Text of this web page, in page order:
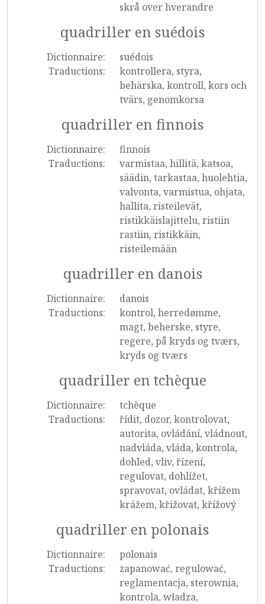
skrå over hverandre
quadriller en suédois
Dictionnaire:
suédois
Traductions:
kontrollera, styra,
behärska, kontroll, kors och
tvärs, genomkorsa
quadriller en finnois
Dictionnaire:
finnois
Traductions:
varmistaa, hillitä, katsoa,
säädin, tarkastaa, huolehtia,
valvonta, varmistua, ohjata,
hallita, risteilevät,
ristikkäislajittelu, ristiin
rastiin, ristikkäin,
risteilemään
quadriller en danois
Dictionnaire:
danois
Traductions:
kontrol, herredømme,
magt, beherske, styre,
regere, på kryds og tværs,
kryds og tværs
quadriller en tchèque
Dictionnaire:
tchèque
Traductions:
řídit, dozor, kontrolovat,
autorita, ovládání, vládnout,
nadvláda, vláda, kontrola,
dohled, vliv, řízení,
regulovat, dohlížet,
spravovat, ovládat, křížem
krážem, křižovat, křížový
quadriller en polonais
Dictionnaire:
polonais
Traductions:
zapanować, regulować,
reglamentacja, sterownia,
kontrola, władza,